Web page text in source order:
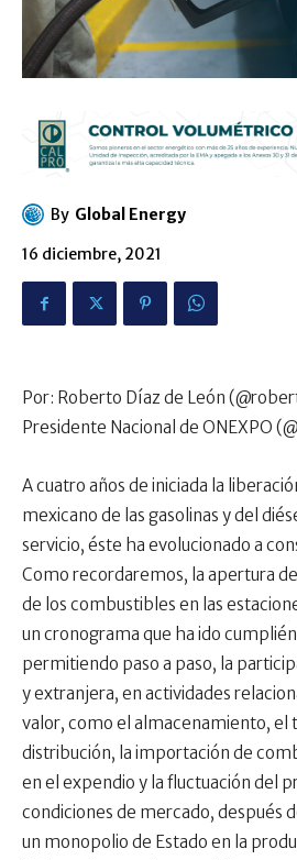
By Global Energy
16 diciembre, 2021
Por: Roberto Díaz de León
Presidente Nacional de ONEXPO
A cuatro años de iniciada la
mexicano de las gasolinas y del
servicio, éste ha evolucionado a
Como recordaremos, la apertura
de los combustibles en las
un cronograma que ha ido
permitiendo paso a paso, la
y extranjera, en actividades
valor, como el almacenamiento, el
distribución, la importación de
en el expendio y la fluctuación del
condiciones de mercado, después
un monopolio de Estado en la